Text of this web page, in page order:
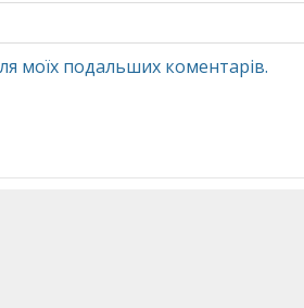
моїх подальших коментарів.